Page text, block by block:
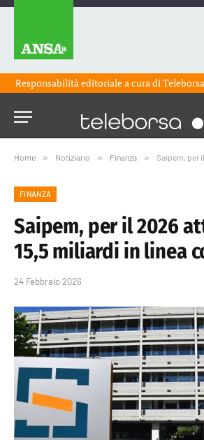
Responsabilità editoriale a cura diTeleborsa
Home » Notiziario » Finanza » Saipem, per il 2026
FINANZA
Saipem, per il 2026
15,5 miliardi in linea
24 Febbraio 2026